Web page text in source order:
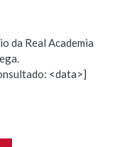
da Real Academia
<data>]